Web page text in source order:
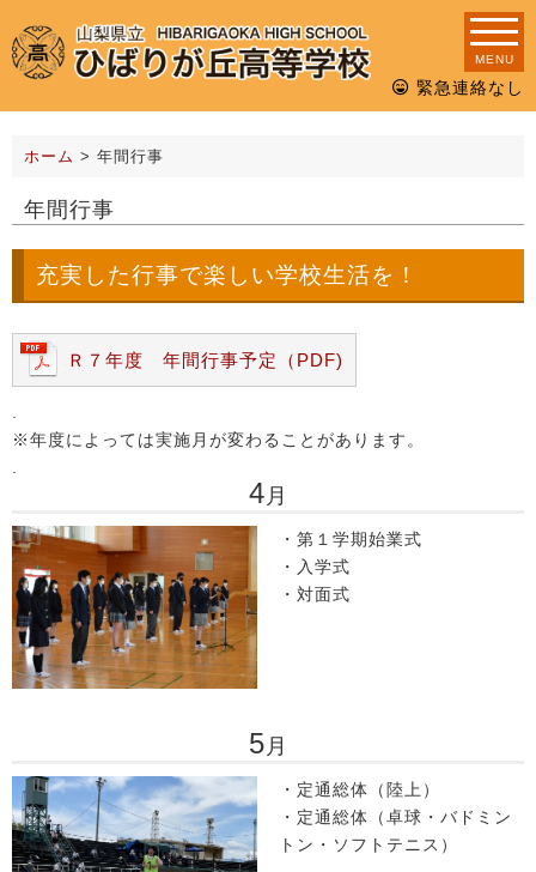
MENU
緊急連絡なし
ホーム > 年間行事
年間行事
充実した行事で楽しい学校生活を！
Ｒ７年度 年間行事予定（PDF)
.
※年度によっては実施月が変わることがあります。
.
4 月
・第１学期始業式
・入学式
・対面式
5 月
・定通総体（陸上）
・定通総体（卓球・バドミン
トン・ソフトテニス）